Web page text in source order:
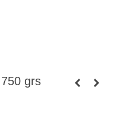
grs